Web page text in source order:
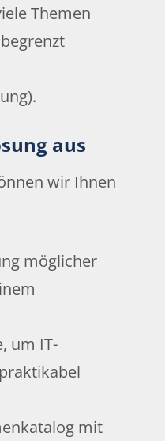
Themen
aus
wir Ihnen
möglicher
um IT-
mit